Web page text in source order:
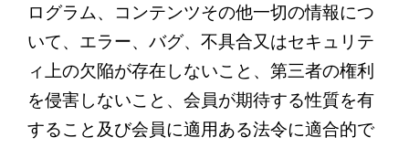
ログラム、コンテンツその他一切の情報につ
いて、エラー、バグ、不具合又はセキュリテ
ィ上の欠陥が存在しないこと、第三者の権利
を侵害しないこと、会員が期待する性質を有
すること及び会員に適用ある法令に適合的で